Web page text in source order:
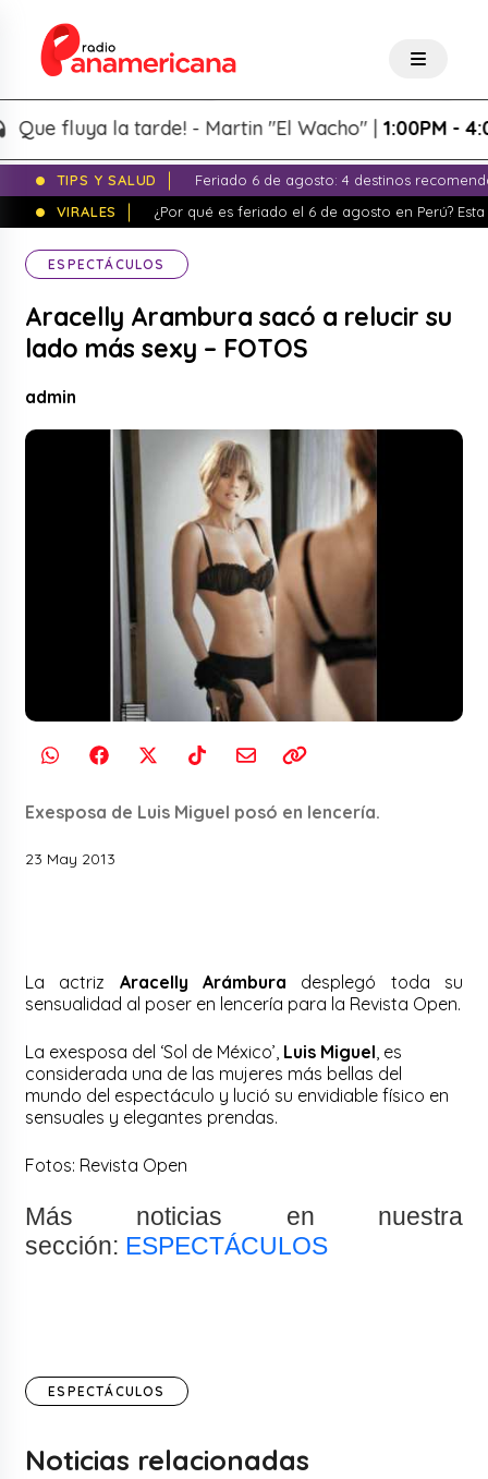
fluya la tarde! - Martin "El Wacho" |1:00PM -
TIPS Y SALUD
Feriado 6 de agosto: 4 destinos
VIRALES
¿Por qué es feriado el 6 de agosto en Perú?
ESPECTÁCULOS
Aracelly Arambura sacó a relucir su
lado más sexy – FOTOS
admin
Exesposa de Luis Miguel posó en lencería.
23 May 2013
La actriz Aracelly Arámbura desplegó toda su
sensualidad al poser en lencería para la Revista Open.
La exesposa del ‘Sol de México’, Luis Miguel, es
considerada una de las mujeres más bellas del
mundo del espectáculo y lució su envidiable físico en
sensuales y elegantes prendas.
Fotos: Revista Open
Más noticias en nuestra
sección: ESPECTÁCULOS
ESPECTÁCULOS
Noticias relacionadas